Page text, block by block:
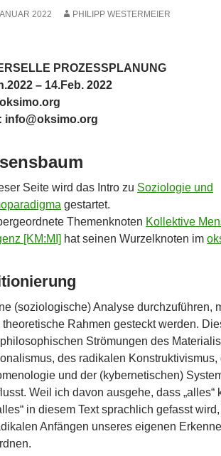
2022 PHILIPP WESTERMEIER
PROZESSPLANUNG
– 14.Feb. 2022
info@oksimo.org
Seite wird das Intro zu Soziologie und
gestartet.
Themenknoten Kollektive
[KM:MI] hat seinen Wurzelknoten im
(soziologische) Analyse durchzuführen,
Rahmen gesteckt werden.
Strömungen des
des radikalen Konstruktivismus,
und der (kybernetischen)
Weil ich davon ausgehe, dass „alles“
in diesem Text sprachlich gefasst
Anfängen unseres eigenen